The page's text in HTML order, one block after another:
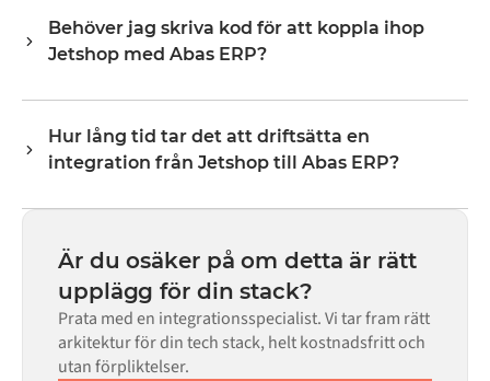
inkluderar poster som ordrar, produkter, kunder,
lagernivåer, priser och statusuppdateringar. Alumios
data anländer i det format som varje system förväntar
Behöver jag skriva kod för att koppla ihop
Jetshop med Abas ERP?
Marketplace konfigurerar du integrationen via ett visuellt
gränssnitt utan att skriva egen kod, inklusive
kod finns tillgänglig i de fall där konfigurationen inte
Hur lång tid tar det att driftsätta en
integration från Jetshop till Abas ERP?
beroende på komplexiteten i datamappningen, antalet
flöden som krävs och din interna granskningsprocess.
För många system finns färdiga kopplingar tillgängliga i
Alumio Marketplace, vilket avsevärt minskar
installationstiden.
Är du osäker på om detta är rätt
upplägg för din stack?
Prata med en integrationsspecialist. Vi tar fram rätt
arkitektur för din tech stack, helt kostnadsfritt och
utan förpliktelser.